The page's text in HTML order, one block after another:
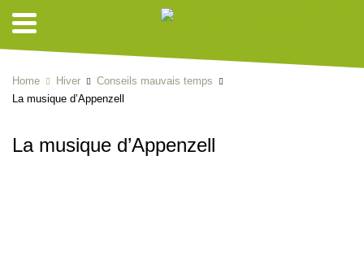
Home Hiver
Conseils mauvais temps
La musique d’Appenzell
La musique d’Appenzell